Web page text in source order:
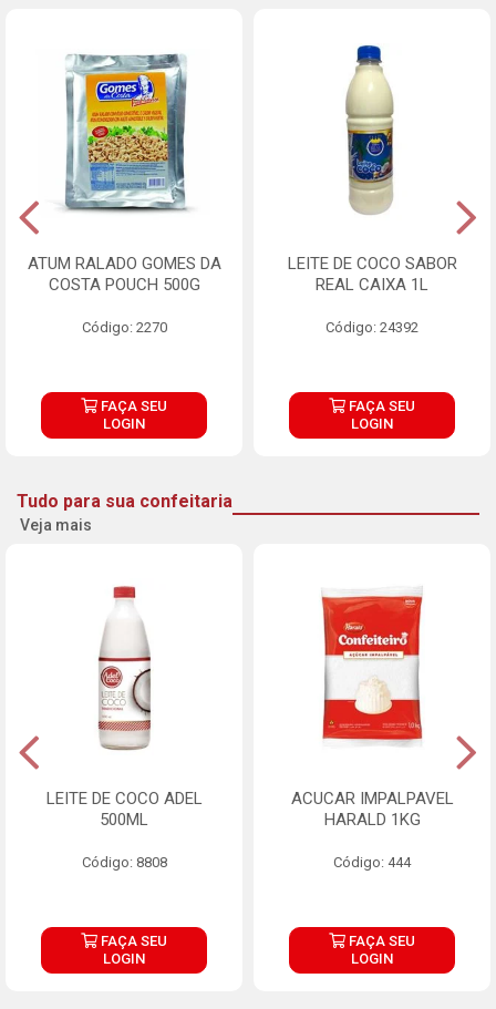
ATUM RALADO GOMES DA
COSTA POUCH 500G
Código: 2270
FAÇA SEU
LOGIN
LEITE DE COCO SABOR
REAL CAIXA 1L
Código: 24392
FAÇA SEU
LOGIN
Tudo para sua confeitaria
Veja mais
LEITE DE COCO ADEL
500ML
Código: 8808
FAÇA SEU
LOGIN
ACUCAR IMPALPAVEL
HARALD 1KG
Código: 444
FAÇA SEU
LOGIN